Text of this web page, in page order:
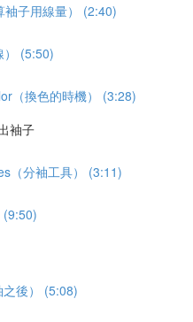
子用線量） (2:40)
） (5:50)
（換色的時機） (3:28)
袖子
（分袖工具） (3:11)
(9:50)
後） (5:08)